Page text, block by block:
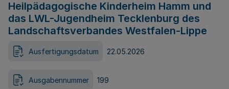
Heilpädagogische Kinderheim Hamm und
das LWL-Jugendheim Tecklenburg des
Landschaftsverbandes Westfalen-Lippe
Ausfertigungsdatum 22.05.2026
Ausgabennummer 199